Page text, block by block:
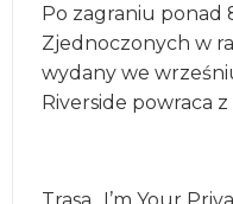
Po zagraniu ponad
Zjednoczonych w
wydany we
Riverside powraca